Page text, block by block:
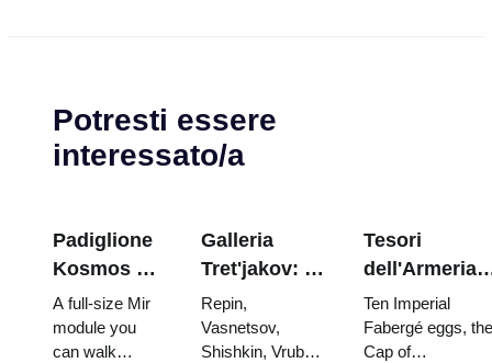
Potresti essere
interessato/a
Padiglione
Kosmos a
VDNKh:
all'interno
della più
A full-size Mir
module you
can walk
Galleria
Tret'jakov: I
capolavori da
programmare
la visita
Repin,
Vasnetsov,
Shishkin, Vrubel,
Tesori
dell'Armeria
del Cremlino:
uova di
Fabergé,
Ten Imperial
Fabergé eggs, the
Cap of